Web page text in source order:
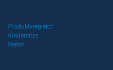
Produktvergleich
Kindersitze
Reifen